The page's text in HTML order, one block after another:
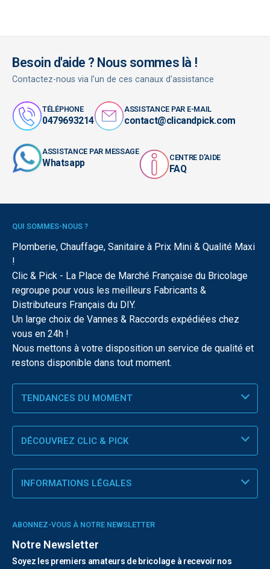
Besoin d'aide ? Nous sommes là !
Contactez-nous via l'un de ces canaux d'assistance
TÉLÉPHONE
0479693214
ASSISTANCE PAR E-MAIL
contact@clicandpick.com
ASSISTANCE PAR MESSAGE
Whatsapp CENTRE D'AIDE
FAQ
QUI SOMMES-NOUS ?
Plomberie, Chauffage, Sanitaire à Prix Mini & Qualité Maxi
!
Clic & Pick - La Place de Marché Française du Bricolage
regroupe pour vous les meilleurs Fabricants &
Distributeurs Français du DIY.
Un large choix de Vannes & Raccords expédiées chez
vous en 24h !
Nous mettons à votre disposition un service de qualité et
restons disponible dans tout moment.
TENDANCES DU MOMENT
DÉCOUVREZ CLIC & PICK
INFORMATIONS LÉGALES
ABONNEZ-VOUS À NOTRE NEWSLETTER
Notre Newsletter
Soyez les premiers amateurs de bricolage à recevoir nos